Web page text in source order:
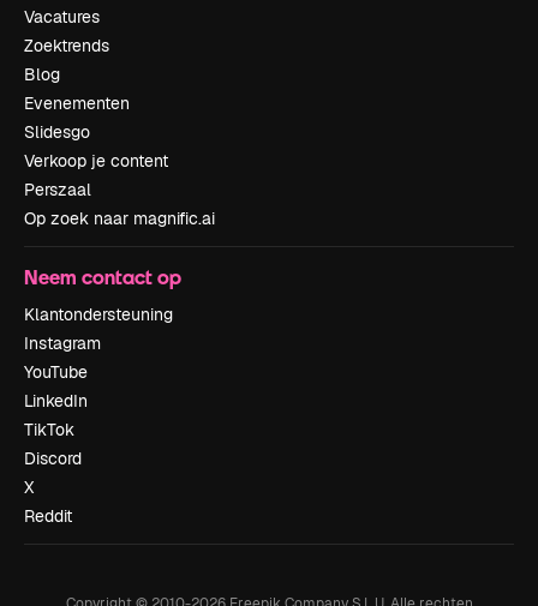
Vacatures
Zoektrends
Blog
Evenementen
Slidesgo
Verkoop je content
Perszaal
Op zoek naar magnific.ai
Neem contact op
Klantondersteuning
Instagram
YouTube
LinkedIn
TikTok
Discord
X
Reddit